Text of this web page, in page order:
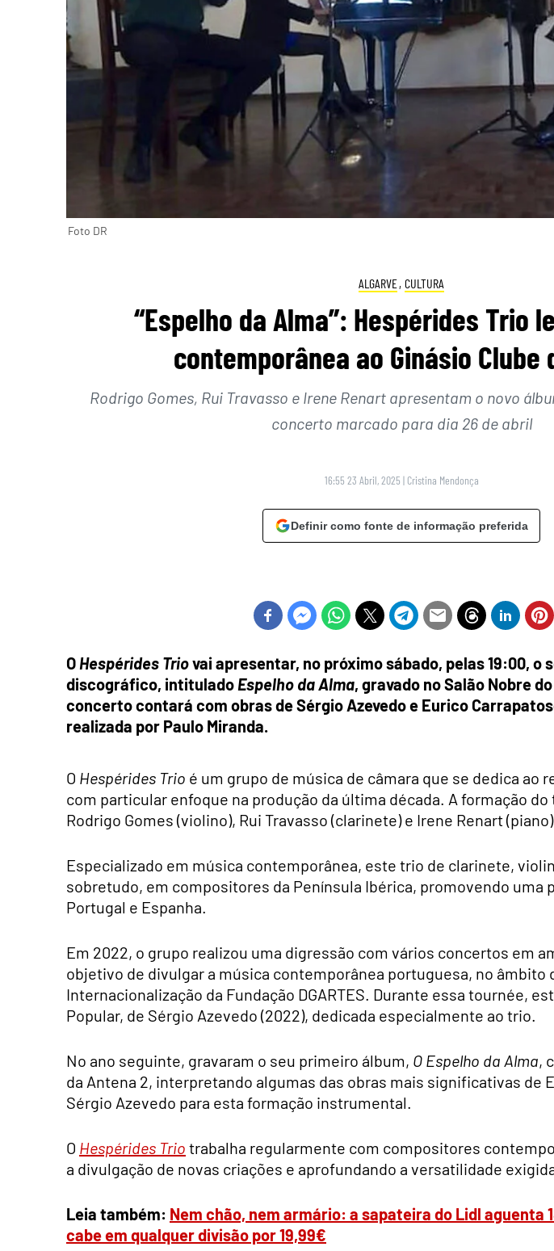
Foto DR
ALGARVE, CULTURA
“Espelho da Alma”: Hespérides Trio
contemporânea ao Ginásio Clube
Rodrigo Gomes, Rui Travasso e Irene Renart apresentam o novo
concerto marcado para dia 26 de abril
16:55 23 Abril, 2025 | Cristina Mendonça
Definir como fonte de informação preferida
O Hespérides Triovai apresentar, no próximo sábado, pelas 19:00,
discográfico, intitulado Espelho da Alma, gravado no Salão Nobre
concerto contará com obras de Sérgio Azevedo e Eurico
realizada por Paulo Miranda.
O Hespérides Trio é um grupo de música de câmara que se dedica ao
com particular enfoque na produção da última década. A formação
Rodrigo Gomes (violino), Rui Travasso (clarinete) e Irene Renart (piano).
Especializado em música contemporânea, este trio de clarinete,
sobretudo, em compositores da Península Ibérica, promovendo uma
Portugal e Espanha.
Em 2022, o grupo realizou uma digressão com vários concertos em
objetivo de divulgar a música contemporânea portuguesa, no âmbito
Internacionalização da Fundação DGARTES. Durante essa tournée,
Popular, de Sérgio Azevedo (2022), dedicada especialmente ao trio.
No ano seguinte, gravaram o seu primeiro álbum, O Espelho da Alma,
da Antena 2, interpretando algumas das obras mais significativas de
Sérgio Azevedo para esta formação instrumental.
O Hespérides Trio trabalha regularmente com compositores
a divulgação de novas criações e aprofundando a versatilidade
Leia também: Nem chão, nem armário: a sapateira do Lidl aguenta
cabe em qualquer divisão por 19,99€